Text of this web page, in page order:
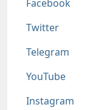
Facebook
Twitter
Telegram
YouTube
Instagram